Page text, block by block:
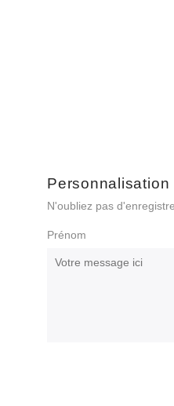
Personnalisation
N'oubliez pas
Prénom